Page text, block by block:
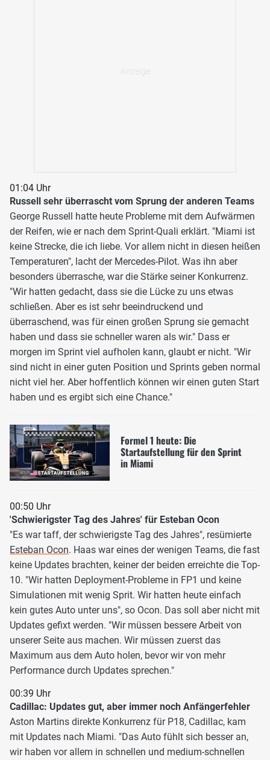
01:04 Uhr
Russell sehr überrascht vom Sprung der anderen Teams
George Russell hatte heute Probleme mit dem Aufwärmen
der Reifen, wie er nach dem Sprint-Quali erklärt. "Miami ist
keine Strecke, die ich liebe. Vor allem nicht in diesen heißen
Temperaturen", lacht der Mercedes-Pilot. Was ihn aber
besonders überrasche, war die Stärke seiner Konkurrenz.
"Wir hatten gedacht, dass sie die Lücke zu uns etwas
schließen. Aber es ist sehr beeindruckend und
überraschend, was für einen großen Sprung sie gemacht
haben und dass sie schneller waren als wir." Dass er
morgen im Sprint viel aufholen kann, glaubt er nicht. "Wir
sind nicht in einer guten Position und Sprints geben normal
nicht viel her. Aber hoffentlich können wir einen guten Start
haben und es ergibt sich eine Chance."
Formel 1 heute: Die
Startaufstellung für den Sprint
in Miami
00:50 Uhr
'Schwierigster Tag des Jahres' für Esteban Ocon
"Es war taff, der schwierigste Tag des Jahres", resümierte
Esteban Ocon. Haas war eines der wenigen Teams, die fast
keine Updates brachten, keiner der beiden erreichte die Top-
10. "Wir hatten Deployment-Probleme in FP1 und keine
Simulationen mit wenig Sprit. Wir hatten heute einfach
kein gutes Auto unter uns", so Ocon. Das soll aber nicht mit
Updates gefixt werden. "Wir müssen bessere Arbeit von
unserer Seite aus machen. Wir müssen zuerst das
Maximum aus dem Auto holen, bevor wir von mehr
Performance durch Updates sprechen."
00:39 Uhr
Cadillac: Updates gut, aber immer noch Anfängerfehler
Aston Martins direkte Konkurrenz für P18, Cadillac, kam
mit Updates nach Miami. "Das Auto fühlt sich besser an,
wir haben vor allem in schnellen und medium-schnellen